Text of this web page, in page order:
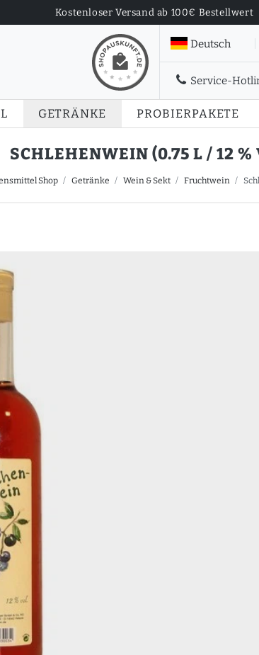
Kostenloser Versand ab 100€ Bestellwert
Deutsch
Service-
GETRÄNKE PROBIERPAKETE
SCHLEHENWEIN (0.75 L / 12 %
Shop Getränke Wein & Sekt Fruchtwein